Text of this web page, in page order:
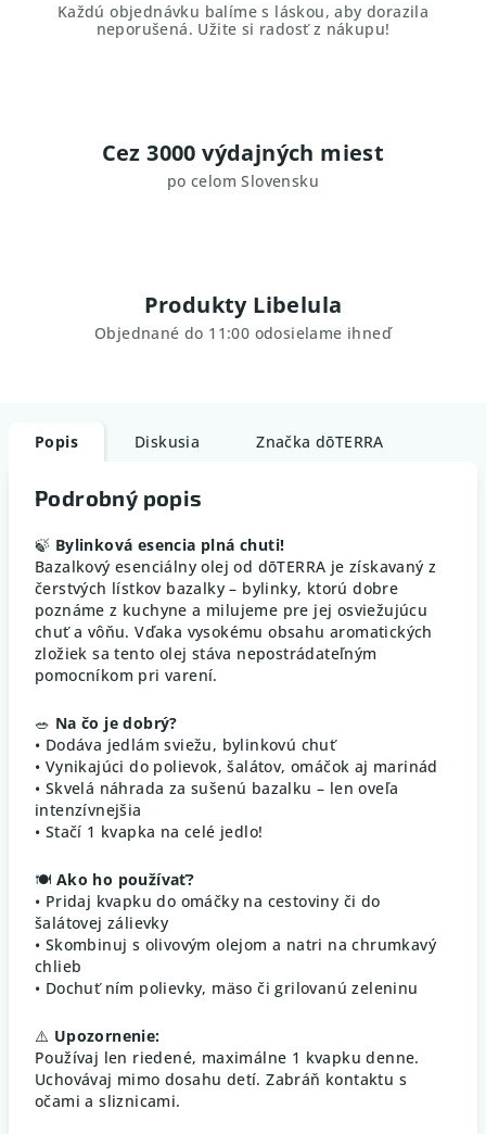
Každú objednávku balíme s láskou, aby dorazila
neporušená. Užite si radosť z nákupu!
Cez 3000 výdajných miest
po celom Slovensku
Produkty Libelula
Objednané do 11:00 odosielame ihneď
Popis Diskusia Značka dōTERRA
Podrobný popis
🍃 Bylinková esencia plná chuti!
Bazalkový esenciálny olej od dōTERRA je získavaný z
čerstvých lístkov bazalky – bylinky, ktorú dobre
poznáme z kuchyne a milujeme pre jej osviežujúcu
chuť a vôňu. Vďaka vysokému obsahu aromatických
zložiek sa tento olej stáva nepostrádateľným
pomocníkom pri varení.
🥗 Na čo je dobrý?
• Dodáva jedlám sviežu, bylinkovú chuť
• Vynikajúci do polievok, šalátov, omáčok aj marinád
• Skvelá náhrada za sušenú bazalku – len oveľa
intenzívnejšia
• Stačí 1 kvapka na celé jedlo!
🍽 Ako ho používať?
• Pridaj kvapku do omáčky na cestoviny či do
šalátovej zálievky
• Skombinuj s olivovým olejom a natri na chrumkavý
chlieb
• Dochuť ním polievky, mäso či grilovanú zeleninu
⚠️ Upozornenie:
Používaj len riedené, maximálne 1 kvapku denne.
Uchovávaj mimo dosahu detí. Zabráň kontaktu s
očami a sliznicami.